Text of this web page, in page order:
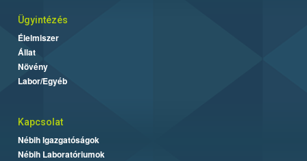
Ügyintézés
Élelmiszer
Állat
Növény
Labor/Egyéb
Kapcsolat
Nébih Igazgatóságok
Nébih Laboratóriumok